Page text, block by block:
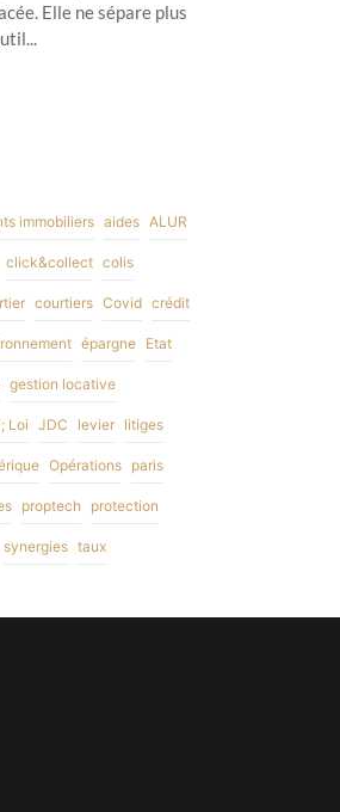
Elle ne sépare plus
immobiliers aides ALUR
click&collect colis
courtiers Covid crédit
épargne Etat
gestion locative
Loi JDC levier litiges
Opérations paris
proptech protection
synergies taux